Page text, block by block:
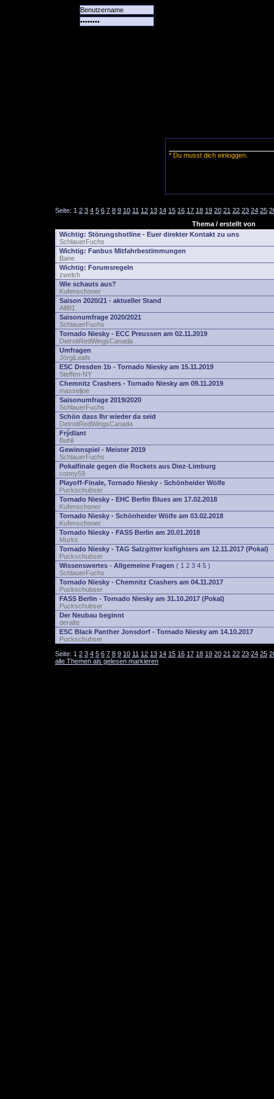
* Du musst dich einloggen.
Seite: 1 2 3 4 5 6 7 8 9 10 11 12 13 14 15 16 17 18 19 20 21 22 23 24 25
Thema / erstellt von
Wichtig: Störungshotline - Euer direkter Kontakt zu uns
SchlauerFuchs
Wichtig: Fanbus Mitfahrbestimmungen
Bane
Wichtig: Forumsregeln
zwelch
Wie schauts aus?
Kufenschoner
Saison 2020/21 - aktueller Stand
Alfi81
Saisonumfrage 2020/2021
SchlauerFuchs
Tornado Niesky - ECC Preussen am 02.11.2019
DetroitRedWingsCanada
Umfragen
JörgiLeafs
ESC Dresden 1b - Tornado Niesky am 15.11.2019
Steffen-NY
Chemnitz Crashers - Tornado Niesky am 09.11.2019
masseljoe
Saisonumfrage 2019/2020
SchlauerFuchs
Schön dass Ihr wieder da seid
DetroitRedWingsCanada
Frýdlant
Buhli
Gewinnspiel - Meister 2019
SchlauerFuchs
Pokalfinale gegen die Rockets aus Diez-Limburg
conny59
Playoff-Finale, Tornado Niesky - Schönheider Wölfe
Puckschubser
Tornado Niesky - EHC Berlin Blues am 17.02.2018
Kufenschoner
Tornado Niesky - Schönheider Wölfe am 03.02.2018
Kufenschoner
Tornado Niesky - FASS Berlin am 20.01.2018
Murks
Tornado Niesky - TAG Salzgitter Icefighters am 12.11.2017 (Pokal)
Puckschubser
Wissenswertes - Allgemeine Fragen ( 1 2 3 4 5 )
SchlauerFuchs
Tornado Niesky - Chemnitz Crashers am 04.11.2017
Puckschubser
FASS Berlin - Tornado Niesky am 31.10.2017 (Pokal)
Puckschubser
Der Neubau beginnt
deralte
ESC Black Panther Jonsdorf - Tornado Niesky am 14.10.2017
Puckschubser
Seite: 1 2 3 4 5 6 7 8 9 10 11 12 13 14 15 16 17 18 19 20 21 22 23 24 25
alle Themen als gelesen markieren